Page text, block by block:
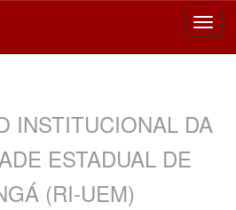
INSTITUCIONAL DA
ESTADUAL DE
(RI-UEM)